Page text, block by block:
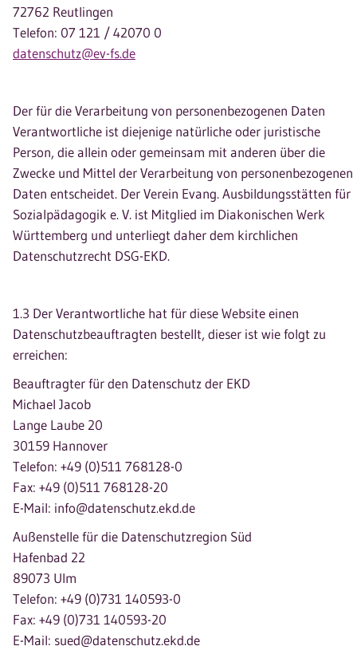
72762 Reutlingen
Telefon: 07 121 / 42070 0
datenschutz@ev-fs.de
Der für die Verarbeitung von personenbezogenen Daten
Verantwortliche ist diejenige natürliche oder juristische
Person, die allein oder gemeinsam mit anderen über die
Zwecke und Mittel der Verarbeitung von personenbezogenen
Daten entscheidet. Der Verein Evang. Ausbildungsstätten für
Sozialpädagogik e. V. ist Mitglied im Diakonischen Werk
Württemberg und unterliegt daher dem kirchlichen
Datenschutzrecht DSG-EKD.
1.3 Der Verantwortliche hat für diese Website einen
Datenschutzbeauftragten bestellt, dieser ist wie folgt zu
erreichen:
Beauftragter für den Datenschutz der EKD
Michael Jacob
Lange Laube 20
30159 Hannover
Telefon: +49 (0)511 768128-0
Fax: +49 (0)511 768128-20
E-Mail: info@datenschutz.ekd.de
Außenstelle für die Datenschutzregion Süd
Hafenbad 22
89073 Ulm
Telefon: +49 (0)731 140593-0
Fax: +49 (0)731 140593-20
E-Mail: sued@datenschutz.ekd.de